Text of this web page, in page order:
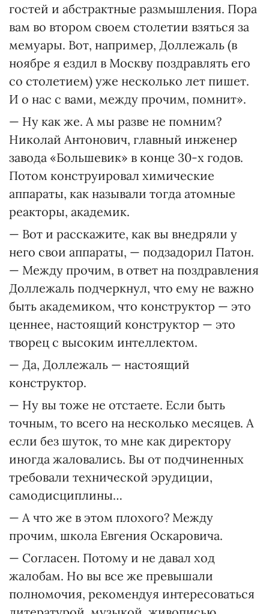
гостей и абстрактные размышления. Пора
вам во втором своем столетии взяться за
мемуары. Вот, например, Доллежаль (в
ноябре я ездил в Москву поздравлять его
со столетием) уже несколько лет пишет.
И о нас с вами, между прочим, помнит».
— Ну как же. А мы разве не помним?
Николай Антонович, главный инженер
завода «Большевик» в конце 30-х годов.
Потом конструировал химические
аппараты, как называли тогда атомные
реакторы, академик.
— Вот и расскажите, как вы внедряли у
него свои аппараты, — подзадорил Патон.
— Между прочим, в ответ на поздравления
Доллежаль подчеркнул, что ему не важно
быть академиком, что конструктор — это
ценнее, настоящий конструктор — это
творец с высоким интеллектом.
— Да, Доллежаль — настоящий
конструктор.
— Ну вы тоже не отстаете. Если быть
точным, то всего на несколько месяцев. А
если без шуток, то мне как директору
иногда жаловались. Вы от подчиненных
требовали технической эрудиции,
самодисциплины…
— А что же в этом плохого? Между
прочим, школа Евгения Оскаровича.
— Согласен. Потому и не давал ход
жалобам. Но вы все же превышали
полномочия, рекомендуя интересоваться